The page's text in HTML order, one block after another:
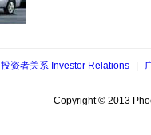
投资者关系 Investor Relations |
Copyright © 2013